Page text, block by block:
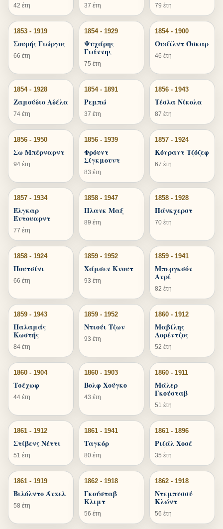
42 έτη 37 έτη 79 έτη
1853 - 1919
Σουρής Γιώργος
66 έτη
1854 - 1929
Ψυχάρης
Γιάννης
75 έτη
1854 - 1900
Ουάϊλντ Όσκαρ
46 έτη
1854 - 1928
Ζαμούδιο Αδέλα
74 έτη
1854 - 1891
Ρεμπώ
37 έτη
1856 - 1943
Τέσλα Νίκολα
87 έτη
1856 - 1950
Σω Μπέρναρντ
94 έτη
1856 - 1939
Φρόυντ
Σίγκμουντ
83 έτη
1857 - 1924
Κόνραντ Τζόζεφ
67 έτη
1857 - 1934
Έλγκαρ
Έντουαρντ
77 έτη
1858 - 1947
Πλανκ Μαξ
89 έτη
1858 - 1928
Πάνκχερστ
70 έτη
1858 - 1924
Πουτσίνι
66 έτη
1859 - 1952
Χάμσεν Κνουτ
93 έτη
1859 - 1941
Μπεργκσόν
Ανρί
82 έτη
1859 - 1943
Παλαμάς
Κωστής
84 έτη
1859 - 1952
Ντιούι Τζων
93 έτη
1860 - 1912
Μαβίλης
Λορέντζος
52 έτη
1860 - 1904
Τσέχωφ
44 έτη
1860 - 1903
Βολφ Χούγκο
43 έτη
1860 - 1911
Μάλερ
Γκούσταβ
51 έτη
1861 - 1912
Στίβενς Νέττι
51 έτη
1861 - 1941
Ταγκόρ
80 έτη
1861 - 1896
Ριζάλ Χοσέ
35 έτη
1861 - 1919
Βιλόλντο Άνxελ
58 έτη
1862 - 1918
Γκούσταβ
Κλιμτ
56 έτη
1862 - 1918
Ντεμπυσσύ
Κλώντ
56 έτη